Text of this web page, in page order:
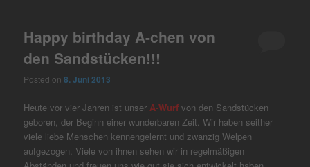
Happy birthday A-chen von
den Sandstücken!!!
Posted on8. Juni 2013
Heute vor vier Jahren ist unser A-Wurf von den Sandstücken
geboren, der Beginn einer wunderbaren Zeit. Wir haben seither
viele liebe Menschen kennengelernt und zwanzig Welpen
aufgezogen. Viele von ihnen sehen wir in regelmäßigen